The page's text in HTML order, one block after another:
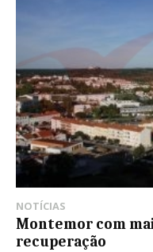
NOTÍCIAS
Montemor com
recuperação